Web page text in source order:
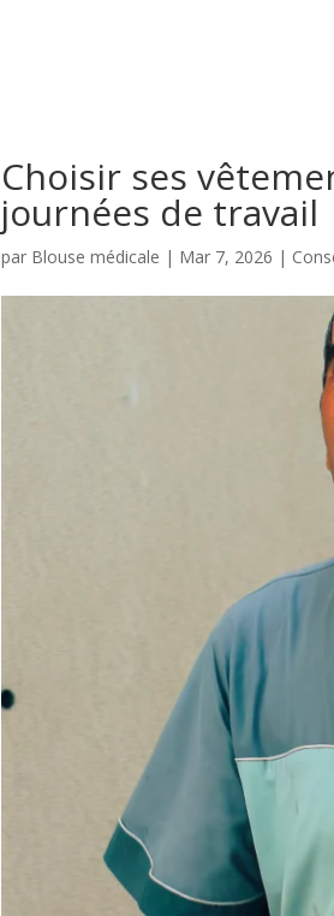
Choisir ses
journées de travail
par Blouse médicale | Mar 7, 2026 |